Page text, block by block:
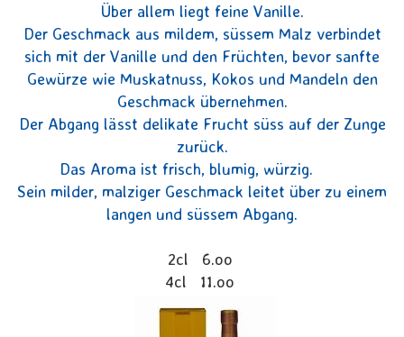
Über allem liegt feine Vanille.
Der Geschmack aus mildem, süssem Malz verbindet
sich mit der Vanille und den Früchten, bevor sanfte
Gewürze wie Muskatnuss, Kokos und Mandeln den
Geschmack übernehmen.
Der Abgang lässt delikate Frucht süss auf der Zunge
zurück.
Das Aroma ist frisch, blumig, würzig.
Sein milder, malziger Geschmack leitet über zu einem
langen und süssem Abgang.
2cl 6.oo
4cl 11.oo